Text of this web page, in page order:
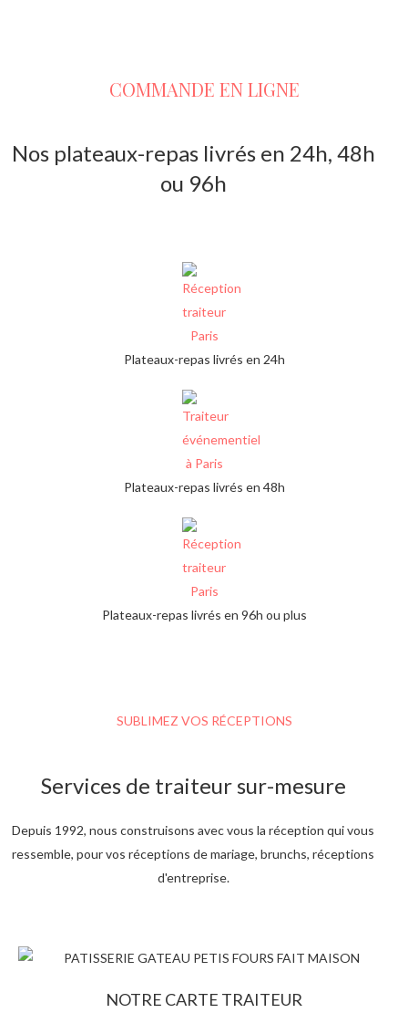
COMMANDE EN LIGNE
Nos plateaux-repas livrés en 24h, 48h
ou 96h
Plateaux-repas livrés en 24h
Plateaux-repas livrés en 48h
Plateaux-repas livrés en 96h ou plus
SUBLIMEZ VOS RÉCEPTIONS
Services de traiteur sur-mesure
Depuis 1992, nous construisons avec vous la réception qui vous
ressemble, pour vos réceptions de mariage, brunchs, réceptions
d'entreprise.
NOTRE CARTE TRAITEUR